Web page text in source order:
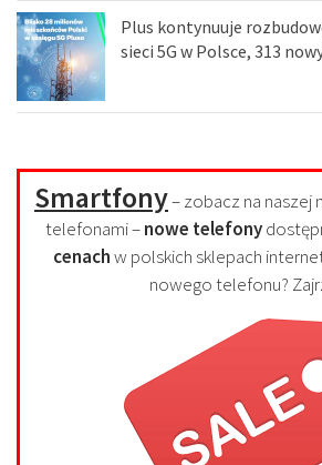
Plus kontynuuje
sieci 5G w Polsce, 313
Smartfony– zobacz na
telefonami –nowe telefony
cenachw polskich sklepach
nowego telefonu?